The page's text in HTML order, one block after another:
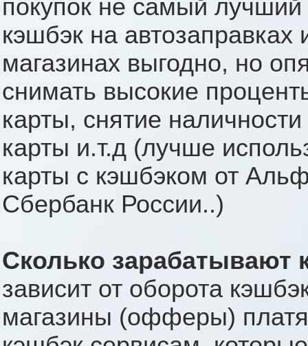
покупок не самый лучший
кэшбэк на
магазинах выгодно, но
снимать высокие
карты, снятие
карты и.т.д (лучше
карты с кэшбэком от
Сбербанк России..)
Сколько зарабатывают
зависит от оборота
магазины (офферы)